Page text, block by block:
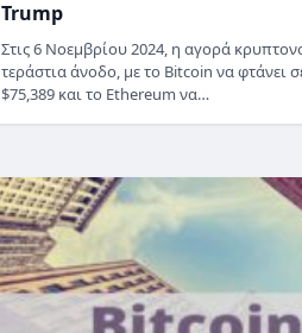
Trump
Στις 6 Νοεμβρίου 2024, η αγορά
τεράστια άνοδο, με το Bitcoin να φτάνει
$75,389 και το Ethereum να…